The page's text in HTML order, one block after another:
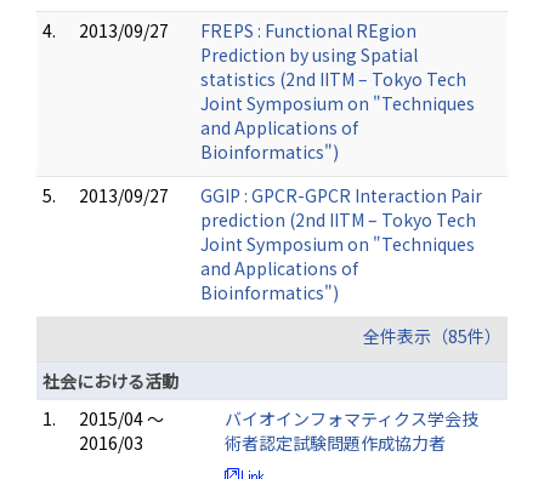
4.
2013/09/27
FREPS : Functional REgion
Prediction by using Spatial
statistics (2nd IITM – Tokyo Tech
Joint Symposium on "Techniques
and Applications of
Bioinformatics")
5.
2013/09/27
GGIP : GPCR-GPCR Interaction Pair
prediction (2nd IITM – Tokyo Tech
Joint Symposium on "Techniques
and Applications of
Bioinformatics")
全件表示（85件）
社会における活動
1.
2015/04 ～
2016/03
バイオインフォマティクス学会技
術者認定試験問題作成協力者